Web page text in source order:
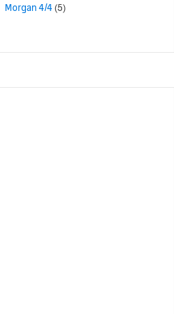
Morgan 4/4 (5)